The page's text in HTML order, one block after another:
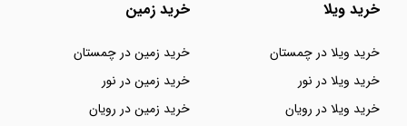
خرید ویلا
خرید ویلا در چمستان
خرید ویلا در نور
خرید ویلا در رویان
خرید زمین
خرید زمین در چمستان
خرید زمین در نور
خرید زمین در رویان